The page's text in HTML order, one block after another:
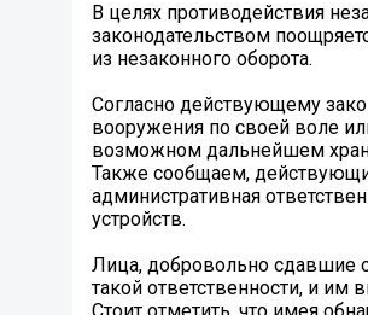
В целях противодействия
законодательством
из незаконного оборота.
Согласно действующему
вооружения по своей воле
возможном дальнейшем
Также сообщаем,
административная
устройств.
Лица, добровольно сдавшие
такой ответственности, и им